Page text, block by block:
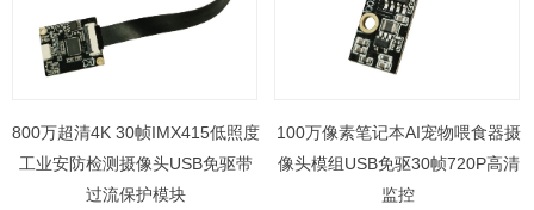
800万超清4K 30帧IMX415低照度
工业安防检测摄像头USB免驱带
过流保护模块
100万像素笔记本AI宠物喂食器摄
像头模组USB免驱30帧720P高清
监控